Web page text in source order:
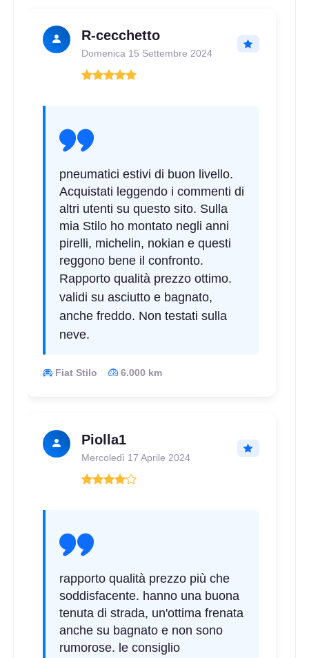
E
R-cecchetto
Domenica 15 Settembre 2024
pneumatici estivi di buon livello.
Acquistati leggendo i commenti di
altri utenti su questo sito. Sulla
mia Stilo ho montato negli anni
pirelli, michelin, nokian e questi
reggono bene il confronto.
Rapporto qualità prezzo ottimo.
validi su asciutto e bagnato,
anche freddo. Non testati sulla
neve.
Fiat Stilo 6.000 km
Piolla1
Mercoledì 17 Aprile 2024
rapporto qualità prezzo più che
soddisfacente. hanno una buona
tenuta di strada, un'ottima frenata
anche su bagnato e non sono
rumorose. le consiglio